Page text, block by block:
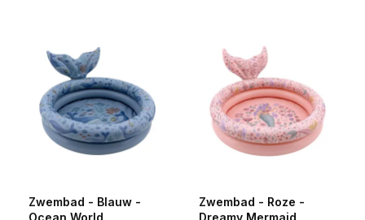
Zwembad - Blauw -
Ocean World
Zwembad - Roze -
Dreamy Mermaid